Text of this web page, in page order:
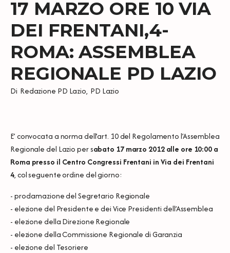
17 MARZO ORE 10 VIA
DEI FRENTANI,4-
ROMA: ASSEMBLEA
REGIONALE PD LAZIO
Di Redazione PD Lazio, PD Lazio
E’ convocata a norma dell’art. 10 del Regolamento l’Assemblea
Regionale del Lazio per sabato 17 marzo 2012 alle ore 10:00 a
Roma presso il Centro Congressi Frentani in Via dei Frentani
4, col seguente ordine del giorno:
- proclamazione del Segretario Regionale
- elezione del Presidente e dei Vice Presidenti dell’Assemblea
- elezione della Direzione Regionale
- elezione della Commissione Regionale di Garanzia
- elezione del Tesoriere